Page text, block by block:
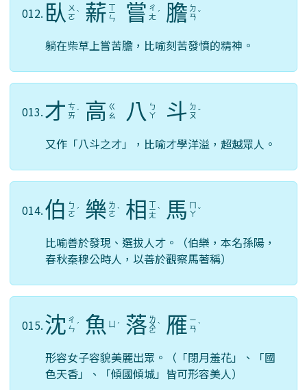
012. 臥 ㄨ
ㄛ ˋ 薪 ㄒ
ㄧ
ㄣ 嘗 ㄔ
ㄤ ˊ 膽 ㄉ
ㄢ ˇ
躺在柴草上嘗苦膽，比喻刻苦發憤的精神。
013.才 ㄘ
ㄞ ˊ 高 ㄍ
ㄠ
八
ㄅ
ㄚ
斗 ㄉ
ㄡ ˇ
又作「八斗之才」，比喻才學洋溢，超越眾人。
014.伯 ㄅ
ㄛ ˊ 樂 ㄌ
ㄜ ˋ 相 ㄒ
ㄧ
ㄤ
ˋ 馬 ㄇ
ㄚ ˇ
比喻善於發現、選拔人才。（伯樂，本名孫陽，
春秋秦穆公時人，以善於觀察馬著稱）
015.沈 ㄔ
ㄣ ˊ 魚 ˊ 落 ㄌ
ㄨ
ㄛ
ˋ 雁 ㄧ
ㄢ ˋ
形容女子容貌美麗出眾。（「閉月羞花」、「國
色天香」、「傾國傾城」皆可形容美人）